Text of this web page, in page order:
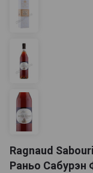
Ragnaud
Раньо Сабурэн